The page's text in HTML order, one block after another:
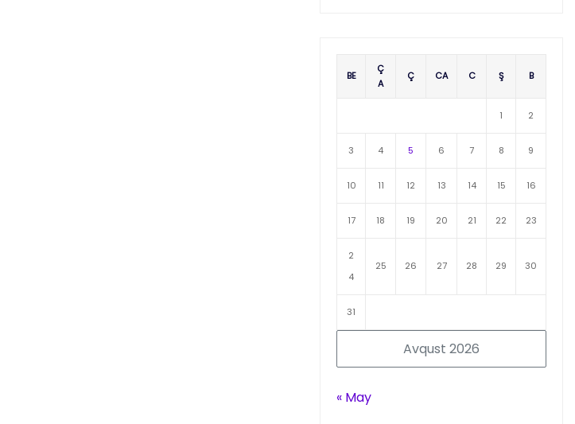
Avqust 2026
BE
Ç
A
Ç CA C Ş B
1 2
3 4 5 6 7 8 9
10 11 12 13 14 15 16
17 18 19 20 21 22 23
2
4
25 26 27 28 29 30
31
« May